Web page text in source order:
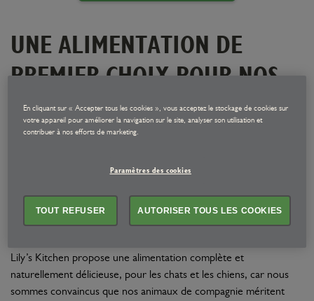
UNE ALIMENTATION DE
PREMIER CHOIX POUR NOS
ANIMAUX.
aliments de qualité, nourrissants et élaborés à partir de viande de
premier choix ; des aliments appétissants et énergisants, qui
permettent aux animaux de vivre en pleine forme ; et des
aliments naturels, bons pour la planète.
Lily’s Kitchen propose une alimentation complète et
naturellement délicieuse, pour les chats et les chiens, car nous
sommes convaincus que nos animaux de compagnie méritent
En cliquant sur « Accepter tous les cookies », vous acceptez le stockage de cookies sur
votre appareil pour améliorer la navigation sur le site, analyser son utilisation et
contribuer à nos efforts de marketing.
Paramètres des cookies
TOUT REFUSER AUTORISER TOUS LES COOKIES